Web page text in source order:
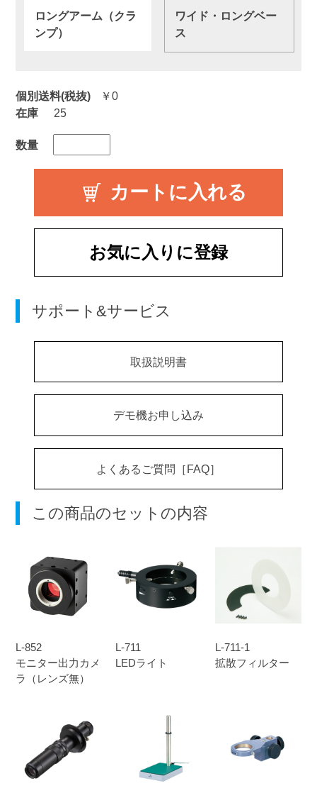
個別送料(税抜) ￥0
ロングアーム（クラ
ンプ）
ワイド・ロングベー
ス
在庫 25
数量
お気に入りに登録
サポート&サービス
取扱説明書
デモ機お申し込み
よくあるご質問［FAQ］
この商品のセットの内容
L-852
モニター出力カメ
ラ（レンズ無）
L-711
LEDライト
L-711-1
拡散フィルター